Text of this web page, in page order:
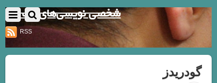
شخصی نویسی‌های یک نفر
RSS
گودریدز